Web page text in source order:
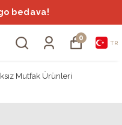
bedava!
0
TR
Mutfak Ürünleri